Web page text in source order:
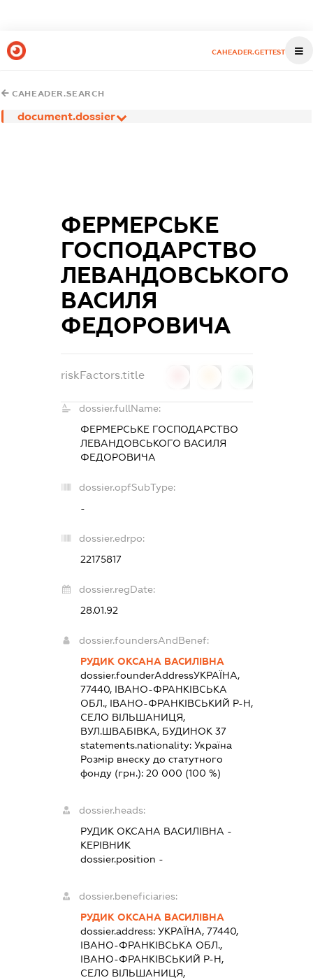
CAHEADER.GETTEST
CAHEADER.SEARCH
document.dossier
ФЕРМЕРСЬКЕ
ГОСПОДАРСТВО
ЛЕВАНДОВСЬКОГО
ВАСИЛЯ
ФЕДОРОВИЧА
riskFactors.title
dossier.fullName:
ФЕРМЕРСЬКЕ ГОСПОДАРСТВО
ЛЕВАНДОВСЬКОГО ВАСИЛЯ
ФЕДОРОВИЧА
dossier.opfSubType:
-
dossier.edrpo:
22175817
dossier.regDate:
28.01.92
dossier.foundersAndBenef:
РУДИК ОКСАНА ВАСИЛІВНА
dossier.founderAddressУКРАЇНА,
77440, ІВАНО-ФРАНКІВСЬКА
ОБЛ., ІВАНО-ФРАНКІВСЬКИЙ Р-Н,
СЕЛО ВІЛЬШАНИЦЯ,
ВУЛ.ШВАБІВКА, БУДИНОК 37
statements.nationality: Україна
Розмір внеску до статутного
фонду (грн.): 20 000 (100 %)
dossier.heads:
РУДИК ОКСАНА ВАСИЛІВНА -
КЕРІВНИК
dossier.position -
dossier.beneficiaries:
РУДИК ОКСАНА ВАСИЛІВНА
dossier.address: УКРАЇНА, 77440,
ІВАНО-ФРАНКІВСЬКА ОБЛ.,
ІВАНО-ФРАНКІВСЬКИЙ Р-Н,
СЕЛО ВІЛЬШАНИЦЯ,